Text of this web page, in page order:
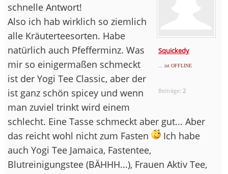
Squickedy
... ist OFFLINE
Beiträge: 2
schnelle Antwort!
Also ich hab wirklich so ziemlich
alle Kräuterteesorten. Habe
natürlich auch Pfefferminz. Was
mir so einigermaßen schmeckt
ist der Yogi Tee Classic, aber der
ist ganz schön spicey und wenn
man zuviel trinkt wird einem
schlecht. Eine Tasse schmeckt aber gut... Aber
das reicht wohl nicht zum Fasten
Ich habe
auch Yogi Tee Jamaica, Fastentee,
Blutreinigungstee (BÄHHH...), Frauen Aktiv Tee,